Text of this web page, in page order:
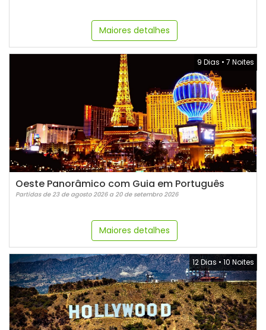
Maiores detalhes
9 Dias • 7 Noites
Oeste Panorâmico com Guia em Português
Partidas de 23 de agosto 2026 a 20 de setembro 2026
Maiores detalhes
12 Dias • 10 Noites